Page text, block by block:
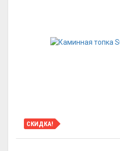
СКИДКА!